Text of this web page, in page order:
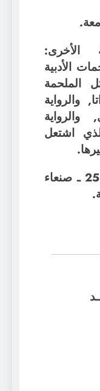
الأخرى:
الأدبية
الملحمة
والرواية
والرواية
اشتعل
عنوانه: ص.ب 2552 ـ صنعاء